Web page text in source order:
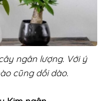
ngân lượng. Với ý
cũng dồi dào.